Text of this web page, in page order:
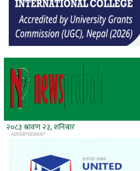
२०८३ श्रावण २३, शनिबार
- ADVERTISEMENT -